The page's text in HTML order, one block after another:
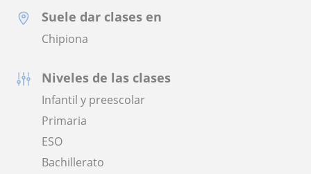
Suele dar clases en
Chipiona
Niveles de las clases
Infantil y preescolar
Primaria
ESO
Bachillerato